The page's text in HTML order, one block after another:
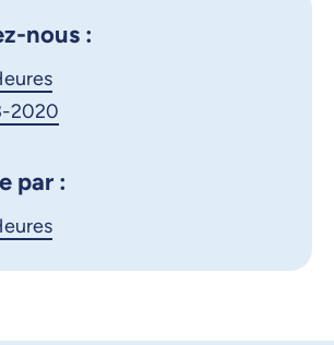
X.com
nous :
2020
par :